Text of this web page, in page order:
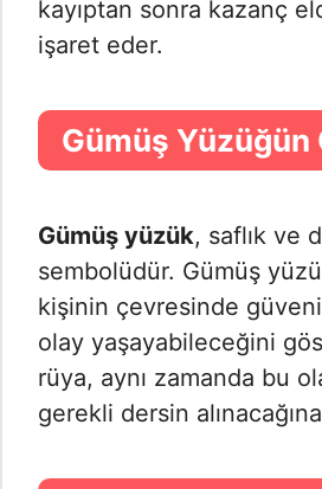
kayıptan sonra kazanç
işaret eder.
Gümüş Yüzüğün
Gümüş yüzük, saflık ve
sembolüdür. Gümüş
kişinin çevresinde
olay yaşayabileceğini
rüya, aynı zamanda bu
gerekli dersin